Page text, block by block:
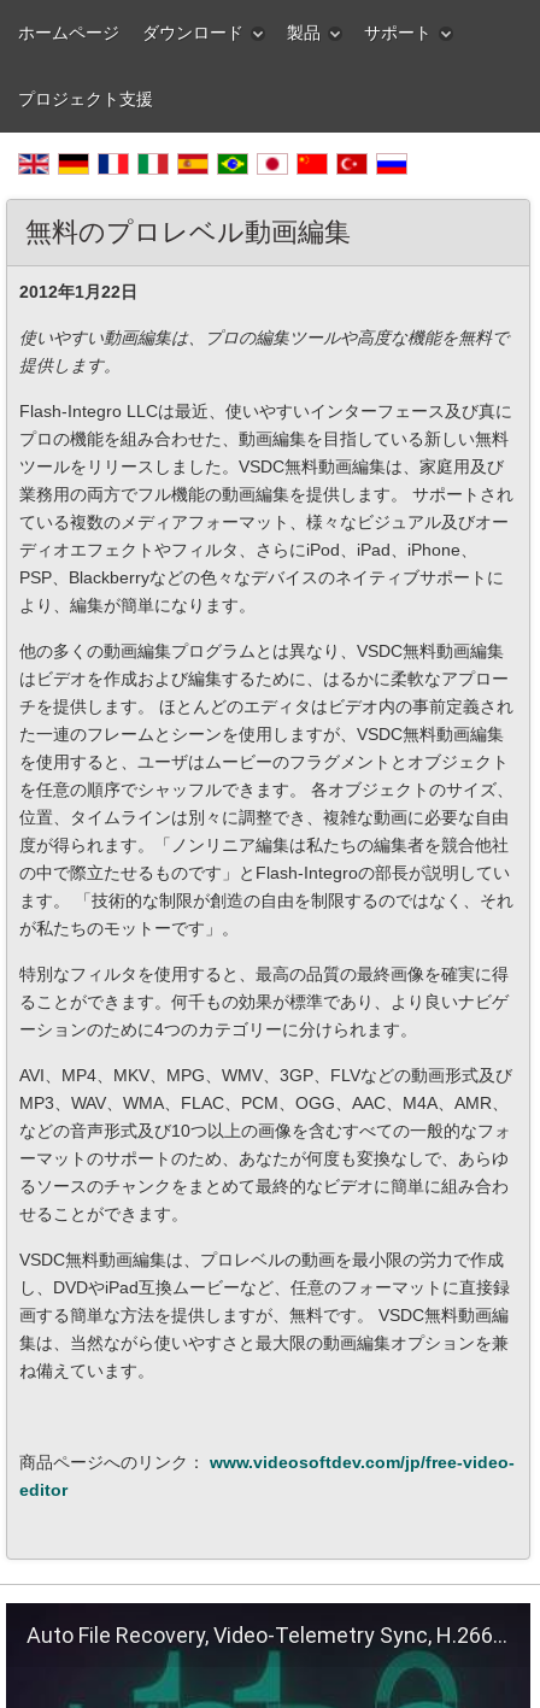
ホームページ ダウンロード 製品 サポート
プロジェクト支援
無料のプロレベル動画編集
2012年1月22日
使いやすい動画編集は、プロの編集ツールや高度な機能を無料で
提供します。
Flash-Integro LLCは最近、使いやすいインターフェース及び真に
プロの機能を組み合わせた、動画編集を目指している新しい無料
ツールをリリースしました。VSDC無料動画編集は、家庭用及び
業務用の両方でフル機能の動画編集を提供します。 サポートされ
ている複数のメディアフォーマット、様々なビジュアル及びオー
ディオエフェクトやフィルタ、さらにiPod、iPad、iPhone、
PSP、Blackberryなどの色々なデバイスのネイティブサポートに
より、編集が簡単になります。
他の多くの動画編集プログラムとは異なり、VSDC無料動画編集
はビデオを作成および編集するために、はるかに柔軟なアプロー
チを提供します。 ほとんどのエディタはビデオ内の事前定義され
た一連のフレームとシーンを使用しますが、VSDC無料動画編集
を使用すると、ユーザはムービーのフラグメントとオブジェクト
を任意の順序でシャッフルできます。 各オブジェクトのサイズ、
位置、タイムラインは別々に調整でき、複雑な動画に必要な自由
度が得られます。「ノンリニア編集は私たちの編集者を競合他社
の中で際立たせるものです」とFlash-Integroの部長が説明してい
ます。 「技術的な制限が創造の自由を制限するのではなく、それ
が私たちのモットーです」。
特別なフィルタを使用すると、最高の品質の最終画像を確実に得
ることができます。何千もの効果が標準であり、より良いナビゲ
ーションのために4つのカテゴリーに分けられます。
AVI、MP4、MKV、MPG、WMV、3GP、FLVなどの動画形式及び
MP3、WAV、WMA、FLAC、PCM、OGG、AAC、M4A、AMR、
などの音声形式及び10つ以上の画像を含むすべての一般的なフォ
ーマットのサポートのため、あなたが何度も変換なしで、あらゆ
るソースのチャンクをまとめて最終的なビデオに簡単に組み合わ
せることができます。
VSDC無料動画編集は、プロレベルの動画を最小限の労力で作成
し、DVDやiPad互換ムービーなど、任意のフォーマットに直接録
画する簡単な方法を提供しますが、無料です。 VSDC無料動画編
集は、当然ながら使いやすさと最大限の動画編集オプションを兼
ね備えています。
商品ページへのリンク： www.videosoftdev.com/jp/free-video-
editor
Auto File Recovery, Video-Telemetry Sync, H.266 (VVC)